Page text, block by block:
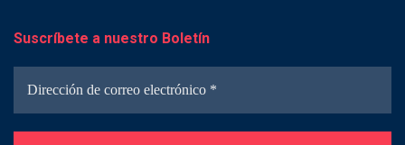
Suscríbete a nuestro Boletín